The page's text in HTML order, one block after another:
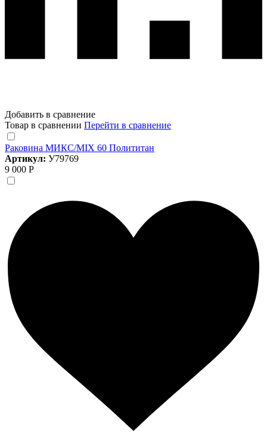
Добавить в сравнение
Товар в сравнении Перейти в сравнение
Раковина МИКС/MIX 60 Полититан
Артикул: У79769
9 000 Р